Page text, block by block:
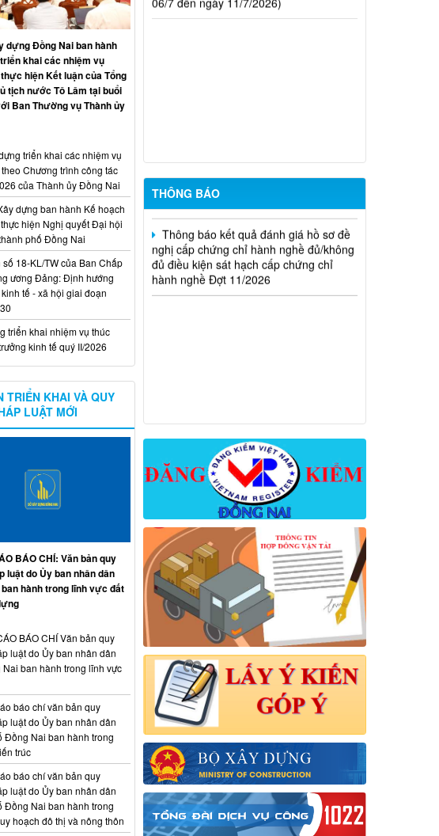
THÔNG BÁO
hành nghề hoạt động xây dựng (Đợt
đủ điều kiện sát hạch cấp chứng chỉ
hành nghề Đợt 10/2026
Thông báo kết quả đánh giá hồ sơ đề
nghị cấp chứng chỉ hành nghề đủ/không
đủ điều kiện sát hạch cấp chứng chỉ
hành nghề Đợt 11/2026
dựng Đồng Nai ban hành
khai các nhiệm vụ
hiện Kết luận của Tổng
tịch nước Tô Lâm tại buổi
Ban Thường vụ Thành ủy
triển khai các nhiệm vụ
Chương trình công tác
của Thành ủy Đồng Nai
dựng ban hành Kế hoạch
hiện Nghị quyết Đại hội
phố Đồng Nai
18-KL/TW của Ban Chấp
ương Đảng: Định hướng
tế - xã hội giai đoạn
triển khai nhiệm vụ thúc
kinh tế quý II/2026
TRIỂN KHAI VÀ QUY
LUẬT MỚI
BÁO CHÍ: Văn bản quy
luật do Ủy ban nhân dân
hành trong lĩnh vực đất
BÁO CHÍ Văn bản quy
luật do Ủy ban nhân dân
ban hành trong lĩnh vực
báo chí văn bản quy
luật do Ủy ban nhân dân
Đồng Nai ban hành trong
trúc
báo chí văn bản quy
luật do Ủy ban nhân dân
Đồng Nai ban hành trong
hoạch đô thị và nông thôn